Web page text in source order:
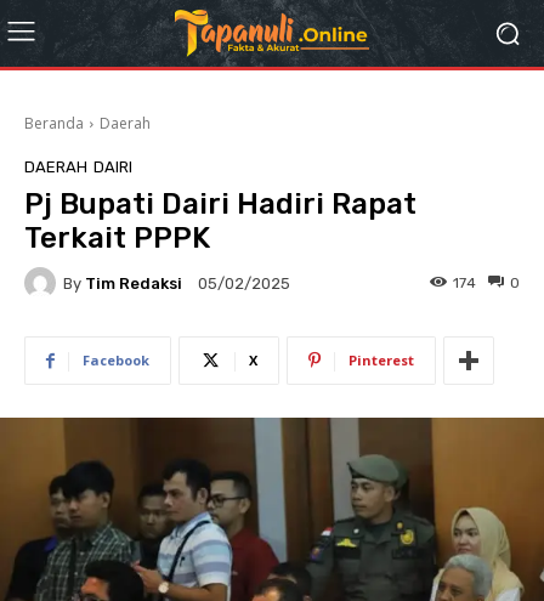
Beranda Daerah
DAERAH DAIRI
Pj Bupati Dairi Hadiri Rapat
Terkait PPPK
By Tim Redaksi 05/02/2025 0
174
Facebook X Pinterest